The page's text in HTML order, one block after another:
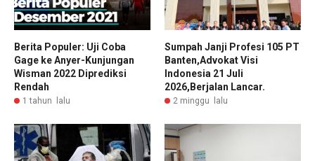
Berita Populer: Uji Coba
Gage ke Anyer-Kunjungan
Wisman 2022 Diprediksi
Rendah
1 tahun lalu
Sumpah Janji Profesi 105 PT
Banten,Advokat Visi
Indonesia 21 Juli
2026,Berjalan Lancar.
2 minggu lalu